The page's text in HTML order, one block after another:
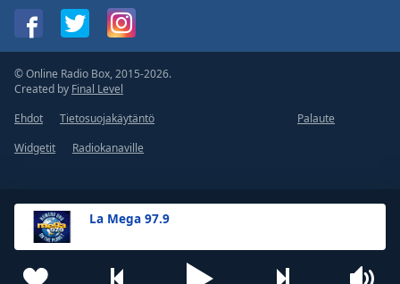
La Mega 97.9
© Online Radio Box, 2015-2026.
Created by Final Level
Ehdot
Tietosuojakäytäntö
Palaute
Widgetit
Radiokanaville